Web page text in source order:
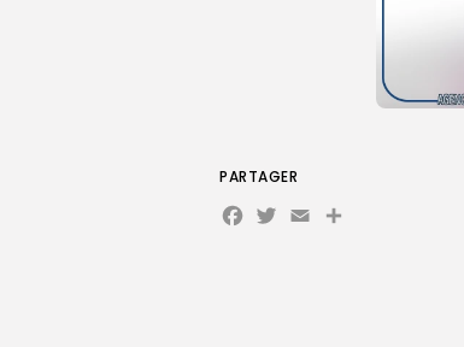
PARTAGER
Facebook
Twitter
Email